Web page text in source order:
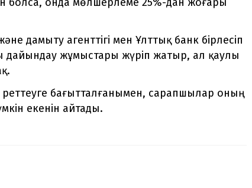
дамыту агенттігі мен Ұлттық банк бірлесіп
дайындау жұмыстары жүріп жатыр, ал қаулы
бағытталғанымен, сарапшылар оның
екенін айтады.